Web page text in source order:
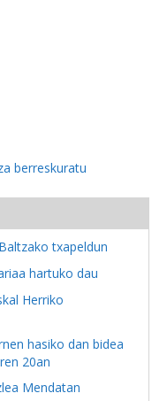
berreskuratu
txapeldun
hartuko dau
Herriko
hasiko dan bidea
20an
Mendatan